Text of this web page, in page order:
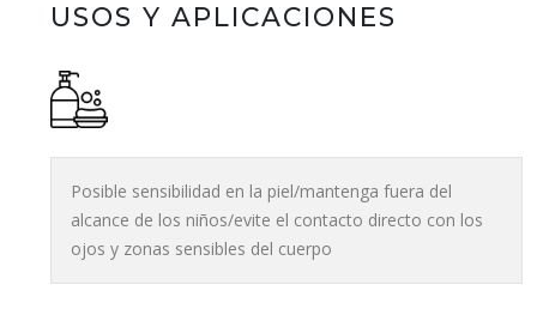
USOS Y APLICACIONES
Posible sensibilidad en la piel/mantenga fuera del
alcance de los niños/evite el contacto directo con los
ojos y zonas sensibles del cuerpo